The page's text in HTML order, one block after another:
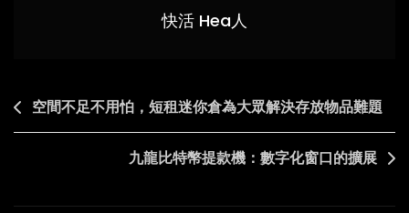
住
提
升
工
與
快活 Hea人
Post
navigation
空間不足不用怕，短租迷你倉為大眾解決存放物品難題
九龍比特幣提款機：數字化窗口的擴展